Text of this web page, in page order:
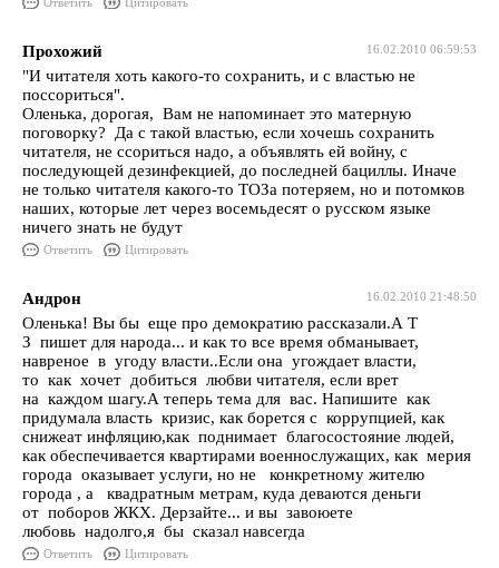
16.02.2010 06:59:53
Прохожий
"И читателя хоть какого-то сохранить, и с властью не
поссориться".
Оленька, дорогая, Вам не напоминает это матерную
поговорку? Да с такой властью, если хочешь сохранить
читателя, не ссориться надо, а объявлять ей войну, с
последующей дезинфекцией, до последней бациллы. Иначе
не только читателя какого-то ТОЗа потеряем, но и потомков
наших, которые лет через восемьдесят о русском языке
ничего знать не будут
Ответить Цитировать
16.02.2010 21:48:50
Андрон
Оленька! Вы бы еще про демократию рассказали.А Т
З пишет для народа... и как то все время обманывает,
навреное в угоду власти..Если она угождает власти,
то как хочет добиться любви читателя, если врет
на каждом шагу.А теперь тема для вас. Напишите как
придумала власть кризис, как борется с коррупцией, как
снижеат инфляцию,как поднимает благосостояние людей,
как обеспечивается квартирами военнослужащих, как мерия
города оказывает услуги, но не конкретному жителю
города , а квадратным метрам, куда деваются деньги
от поборов ЖКХ. Дерзайте... и вы завоюете
любовь надолго,я бы сказал навсегда
Ответить Цитировать